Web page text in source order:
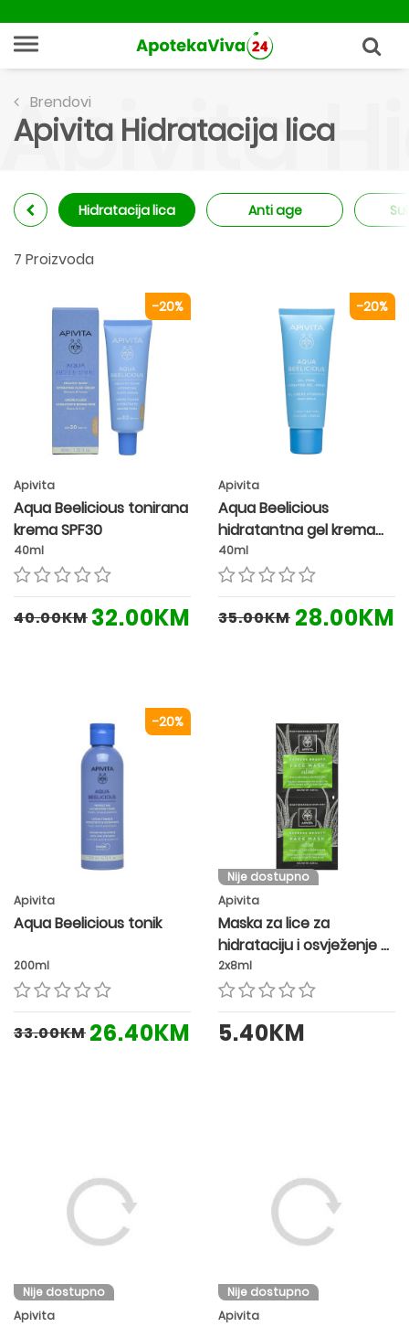
Brendovi
Apivita Hidratacija lica
Apivita
Hidratacija lica Anti age
7 Proizvoda
-20%
Apivita
Aqua Beelicious tonirana
krema SPF30
40ml
40.00KM 32.00KM
-20%
Apivita
Aqua Beelicious
hidratantna gel krema
lagane teksture
40ml
35.00KM 28.00KM
-20%
Apivita
Aqua Beelicious tonik
200ml
33.00KM 26.40KM
Nije dostupno
Apivita
Maska za lice za
hidrataciju i osvježenje s
Aloe verom
2x8ml
5.40KM
Nije dostupno
Apivita
Nije dostupno
Apivita